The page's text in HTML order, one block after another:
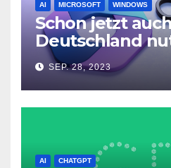
AI MICROSOFT WINDOWS
Schon jetzt
Deutschland
Microsoft
11 SEP. 28, 2023
AI CHATGPT